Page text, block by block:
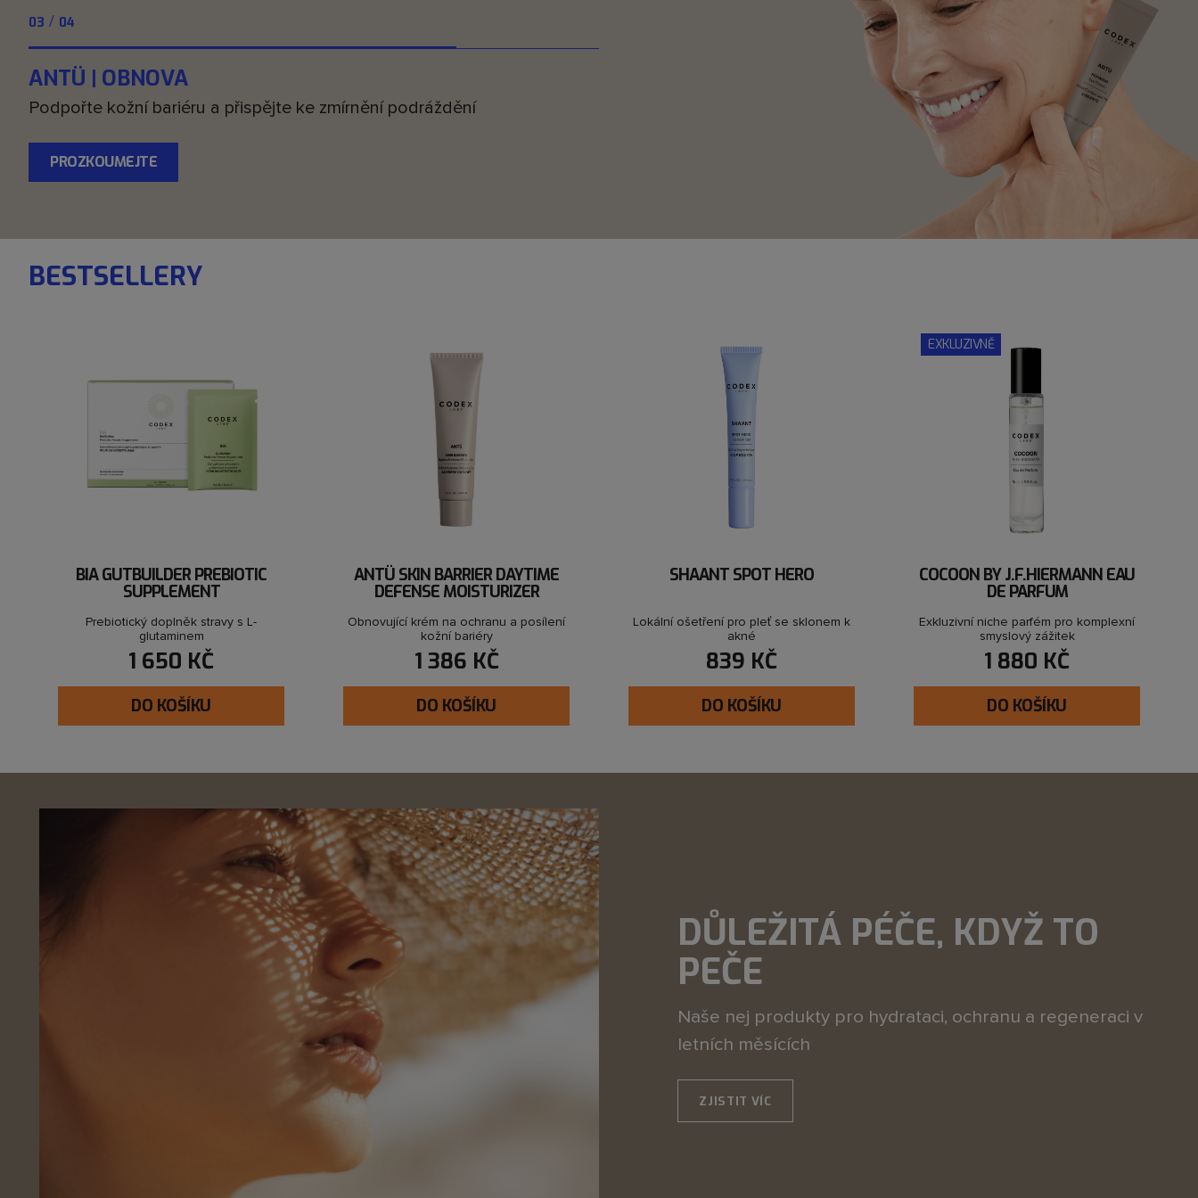
04 / 04
SHAANT | ROVNOVÁHA
Mějte akné, aktinickou keratózu a mastnou pleť pod kontrolou
PROZKOUMEJTE
BESTSELLERY
BIA GUTBUILDER PREBIOTIC
SUPPLEMENT
Prebiotický doplněk stravy s L-
glutaminem
1 650 KČ
DO KOŠÍKU
ANTÜ SKIN BARRIER DAYTIME
DEFENSE MOISTURIZER
Obnovující krém na ochranu a posílení
kožní bariéry
1 386 KČ
DO KOŠÍKU
SHAANT SPOT HERO
Lokální ošetření pro pleť se sklonem k
akné
839 KČ
DO KOŠÍKU
EXKLUZIVNĚ
COCOON BY J.F.HIERMANN EAU
DE PARFUM
Exkluzivní niche parfém pro komplexní
smyslový zážitek
1 880 KČ
DO KOŠÍKU
DŮLEŽITÁ PÉČE, KDYŽ TO
PEČE
Naše nej produkty pro hydrataci, ochranu a regeneraci v
letních měsících
ZJISTIT VÍC